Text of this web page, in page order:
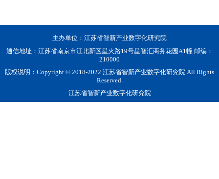
主办单位：江苏省智新产业数字化研究院
通信地址：江苏省南京市江北新区星火路19号星智汇商务花园A1幢 邮编：
210000
版权说明：Copyright © 2018-2022 江苏省智新产业数字化研究院 All Rights
Reserved.
江苏省智新产业数字化研究院